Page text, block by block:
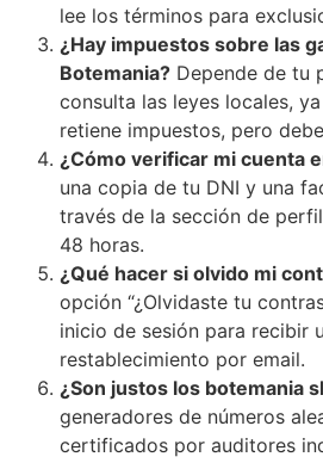
lee los términos para
¿Hay impuestos sobre las
Botemania? Depende de tu
consulta las leyes locales,
retiene impuestos, pero
¿Cómo verificar mi cuenta
una copia de tu DNI y una
través de la sección de
48 horas.
¿Qué hacer si olvido mi
opción “¿Olvidaste tu
inicio de sesión para recibir
restablecimiento por email.
¿Son justos los botemania
generadores de números
certificados por auditores